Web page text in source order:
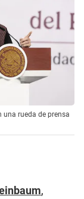
una rueda de prensa
,